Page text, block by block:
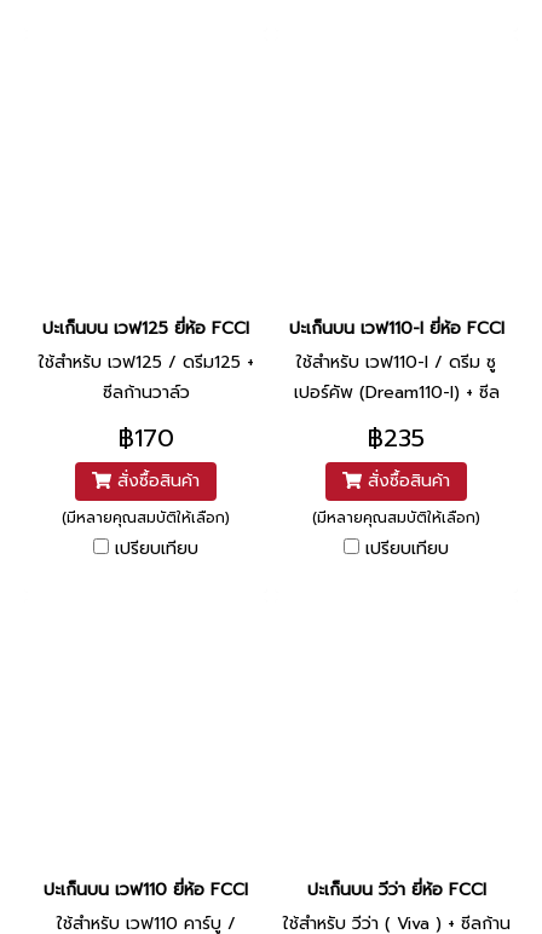
ปะเก็นบน เวฟ125 ยี่ห้อ FCCI
ใช้สำหรับ เวฟ125 / ดรีม125 +
ซีลก้านวาล์ว
฿170
สั่งซื้อสินค้า
(มีหลายคุณสมบัติให้เลือก)
เปรียบเทียบ
ปะเก็นบน เวฟ110-I ยี่ห้อ FCCI
ใช้สำหรับ เวฟ110-I / ดรีม ซู
เปอร์คัพ (Dream110-I) + ซีล
ก้านวาล์ว
฿235
สั่งซื้อสินค้า
(มีหลายคุณสมบัติให้เลือก)
เปรียบเทียบ
ปะเก็นบน เวฟ110 ยี่ห้อ FCCI
ใช้สำหรับ เวฟ110 คาร์บู /
ปะเก็นบน วีว่า ยี่ห้อ FCCI
ใช้สำหรับ วีว่า ( Viva ) + ซีลก้าน